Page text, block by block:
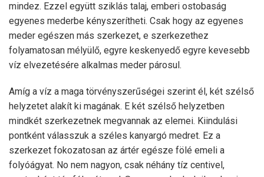
mindez. Ezzel együtt sziklás talaj, emberi ostobaság
egyenes mederbe kényszerítheti. Csak hogy az egyenes
meder egészen más szerkezet, e szerkezethez
folyamatosan mélyülő, egyre keskenyedő egyre kevesebb
víz elvezetésére alkalmas meder párosul.
Amíg a víz a maga törvényszerűségei szerint él, két szélső
helyzetet alakít ki magának. E két szélső helyzetben
mindkét szerkezetnek megvannak az elemei. Kiindulási
pontként válasszuk a széles kanyargó medret. Ez a
szerkezet fokozatosan az ártér egésze fölé emeli a
folyóágyat. No nem nagyon, csak néhány tíz centivel,